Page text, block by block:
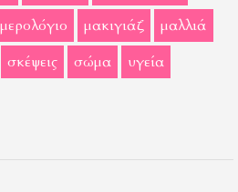
μακιγιάζ
μαλλιά
σκέψεις σώμα υγεία